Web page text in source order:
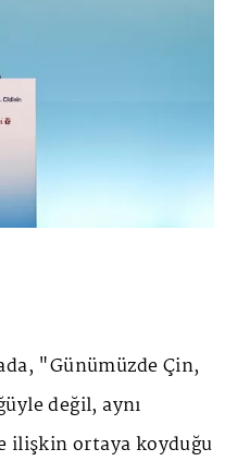
"Günümüzde Çin,
değil, aynı
ilişkin ortaya koyduğu